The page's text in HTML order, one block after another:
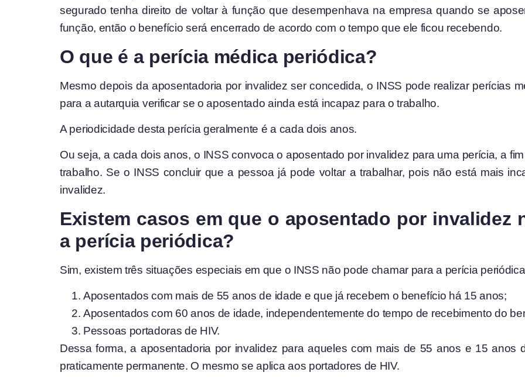
segurado tenha direito de voltar à função que desempenhava na empresa quando se
função, então o benefício será encerrado de acordo com o tempo que ele ficou recebendo.
O que é a perícia médica periódica?
Mesmo depois da aposentadoria por invalidez ser concedida, o INSS pode realizar perícias
para a autarquia verificar se o aposentado ainda está incapaz para o trabalho.
A periodicidade desta perícia geralmente é a cada dois anos.
Ou seja, a cada dois anos, o INSS convoca o aposentado por invalidez para uma perícia, a
trabalho. Se o INSS concluir que a pessoa já pode voltar a trabalhar, pois não está mais
invalidez.
Existem casos em que o aposentado por invalidez
a perícia periódica?
Sim, existem três situações especiais em que o INSS não pode chamar para a perícia
Aposentados com mais de 55 anos de idade e que já recebem o benefício há 15 anos;
Aposentados com 60 anos de idade, independentemente do tempo de recebimento do
Pessoas portadoras de HIV.
Dessa forma, a aposentadoria por invalidez para aqueles com mais de 55 anos e 15
praticamente permanente. O mesmo se aplica aos portadores de HIV.